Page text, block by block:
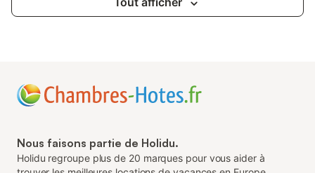
Nous faisons partie de Holidu.
Holidu regroupe plus de 20 marques pour vous aider à